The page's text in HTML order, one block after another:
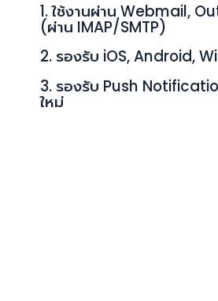
1. ใช้งานผ่าน Webmail,
(ผ่าน IMAP/SMTP)
2. รองรับ iOS, Android,
3. รองรับ Push
ใหม่